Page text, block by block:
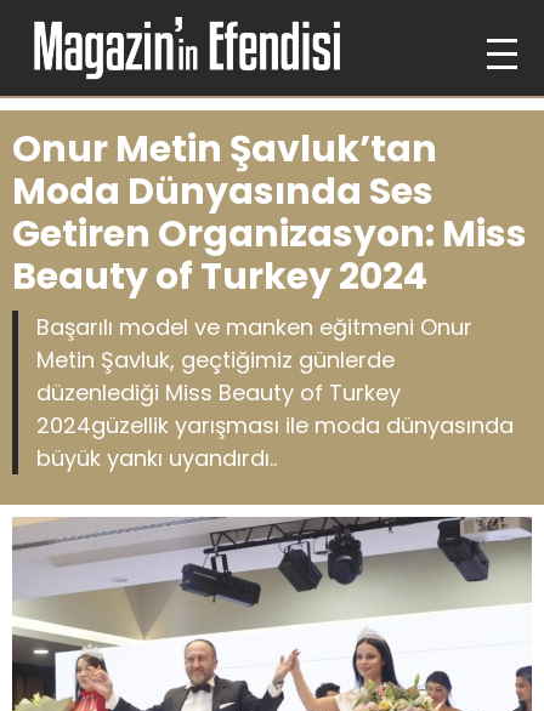
Onur Metin Şavluk’tan
Moda Dünyasında Ses
Getiren Organizasyon: Miss
Beauty of Turkey 2024
Başarılı model ve manken eğitmeni Onur
Metin Şavluk, geçtiğimiz günlerde
düzenlediği Miss Beauty of Turkey
2024güzellik yarışması ile moda dünyasında
büyük yankı uyandırdı..